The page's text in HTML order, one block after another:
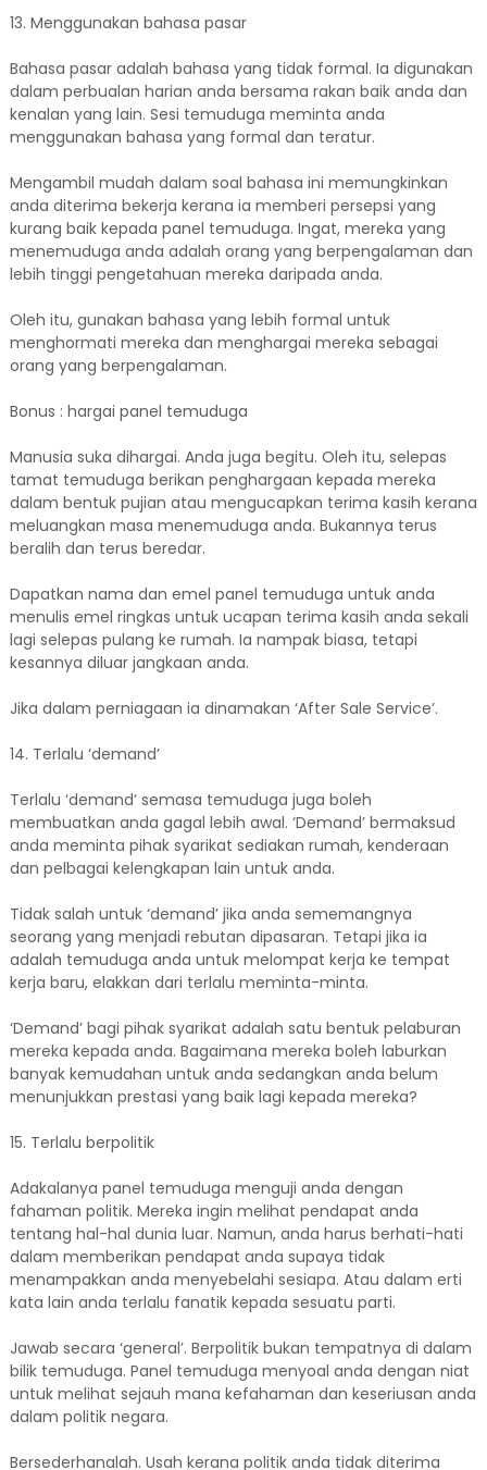
13. Menggunakan bahasa pasar
Bahasa pasar adalah bahasa yang tidak formal. Ia digunakan
dalam perbualan harian anda bersama rakan baik anda dan
kenalan yang lain. Sesi temuduga meminta anda
menggunakan bahasa yang formal dan teratur.
Mengambil mudah dalam soal bahasa ini memungkinkan
anda diterima bekerja kerana ia memberi persepsi yang
kurang baik kepada panel temuduga. Ingat, mereka yang
menemuduga anda adalah orang yang berpengalaman dan
lebih tinggi pengetahuan mereka daripada anda.
Oleh itu, gunakan bahasa yang lebih formal untuk
menghormati mereka dan menghargai mereka sebagai
orang yang berpengalaman.
Bonus : hargai panel temuduga
Manusia suka dihargai. Anda juga begitu. Oleh itu, selepas
tamat temuduga berikan penghargaan kepada mereka
dalam bentuk pujian atau mengucapkan terima kasih kerana
meluangkan masa menemuduga anda. Bukannya terus
beralih dan terus beredar.
Dapatkan nama dan emel panel temuduga untuk anda
menulis emel ringkas untuk ucapan terima kasih anda sekali
lagi selepas pulang ke rumah. Ia nampak biasa, tetapi
kesannya diluar jangkaan anda.
Jika dalam perniagaan ia dinamakan ‘After Sale Service’.
14. Terlalu ‘demand’
Terlalu ‘demand’ semasa temuduga juga boleh
membuatkan anda gagal lebih awal. ‘Demand’ bermaksud
anda meminta pihak syarikat sediakan rumah, kenderaan
dan pelbagai kelengkapan lain untuk anda.
Tidak salah untuk ‘demand’ jika anda sememangnya
seorang yang menjadi rebutan dipasaran. Tetapi jika ia
adalah temuduga anda untuk melompat kerja ke tempat
kerja baru, elakkan dari terlalu meminta-minta.
‘Demand’ bagi pihak syarikat adalah satu bentuk pelaburan
mereka kepada anda. Bagaimana mereka boleh laburkan
banyak kemudahan untuk anda sedangkan anda belum
menunjukkan prestasi yang baik lagi kepada mereka?
15. Terlalu berpolitik
Adakalanya panel temuduga menguji anda dengan
fahaman politik. Mereka ingin melihat pendapat anda
tentang hal-hal dunia luar. Namun, anda harus berhati-hati
dalam memberikan pendapat anda supaya tidak
menampakkan anda menyebelahi sesiapa. Atau dalam erti
kata lain anda terlalu fanatik kepada sesuatu parti.
Jawab secara ‘general’. Berpolitik bukan tempatnya di dalam
bilik temuduga. Panel temuduga menyoal anda dengan niat
untuk melihat sejauh mana kefahaman dan keseriusan anda
dalam politik negara.
Bersederhanalah. Usah kerana politik anda tidak diterima